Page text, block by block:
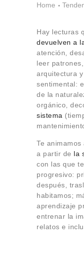
Tecnologia
Sobre
by Finsa
Contacto
Home
Hay lecturas
devuelven a
atención,
leer
arquitectura
sentimental:
de la
orgánico,
sistema
Te
a partir de la
con las que
progresivo:
después,
habitamos;
aprendizaje
entrenar la
relatos e